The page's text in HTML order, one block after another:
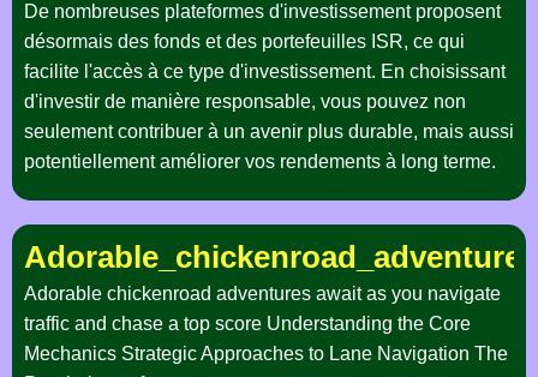
De nombreuses plateformes d'investissement proposent
désormais des fonds et des portefeuilles ISR, ce qui
facilite l'accès à ce type d'investissement. En choisissant
d'investir de manière responsable, vous pouvez non
seulement contribuer à un avenir plus durable, mais aussi
potentiellement améliorer vos rendements à long terme.
Adorable chickenroad adventures await as you navigate
traffic and chase a top score Understanding the Core
Mechanics Strategic Approaches to Lane Navigation The